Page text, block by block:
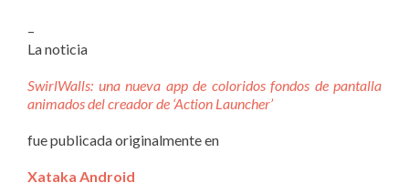
–
La noticia
SwirlWalls: una nueva app de coloridos fondos de pantalla
animados del creador de ‘Action Launcher’
fue publicada originalmente en
Xataka Android